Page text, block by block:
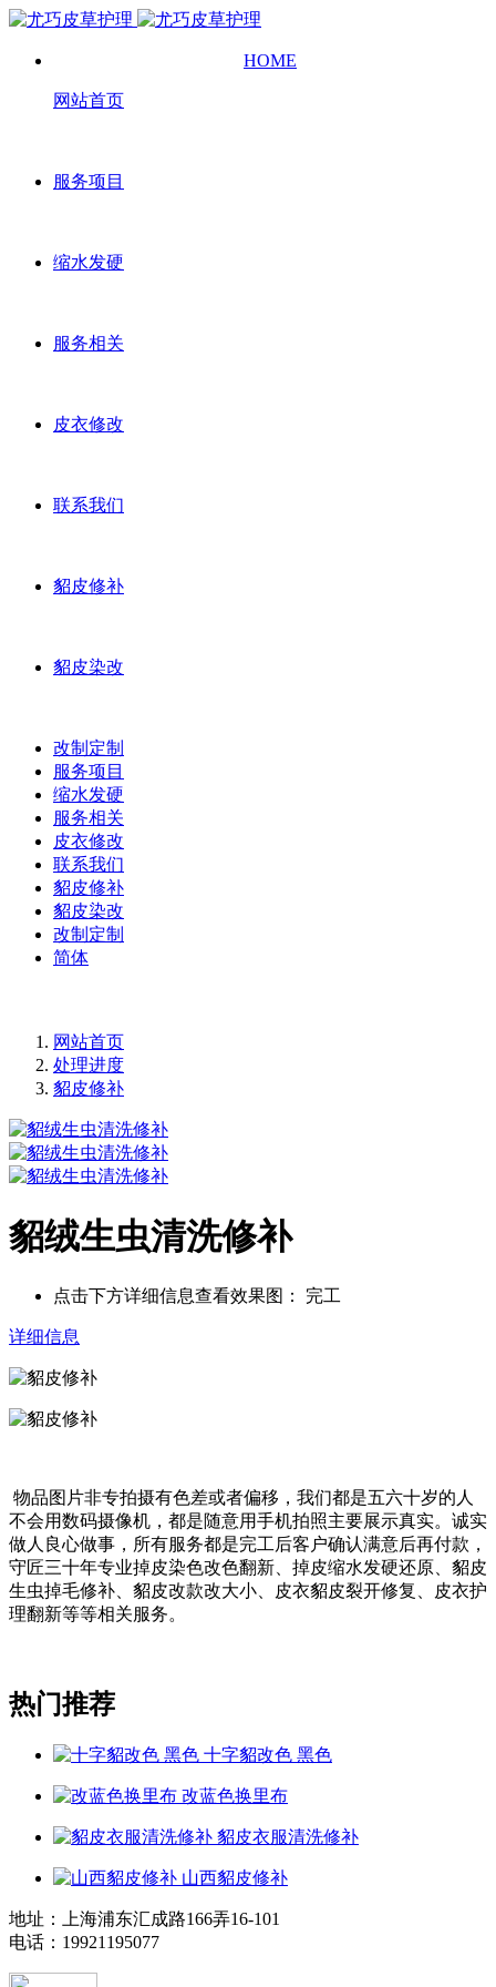
HOME
网站首页
服务项目
缩水发硬
服务相关
皮衣修改
联系我们
貂皮修补
貂皮染改
改制定制
服务项目
缩水发硬
服务相关
皮衣修改
联系我们
貂皮修补
貂皮染改
改制定制
简体
网站首页
处理进度
貂皮修补
貂绒生虫清洗修补
点击下方详细信息查看效果图： 完工
详细信息
物品图片非专拍摄有色差或者偏移，我们都是五六十岁的人
不会用数码摄像机，都是随意用手机拍照主要展示真实。诚实
做人良心做事，所有服务都是完工后客户确认满意后再付款，
守匠三十年专业掉皮染色改色翻新、掉皮缩水发硬还原、貂皮
生虫掉毛修补、貂皮改款改大小、皮衣貂皮裂开修复、皮衣护
理翻新等等相关服务。
热门推荐
十字貂改色 黑色
改蓝色换里布
貂皮衣服清洗修补
山西貂皮修补
地址：上海浦东汇成路166弄16-101
电话：19921195077